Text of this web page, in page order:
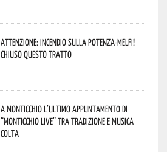
Attenzione: incendio sulla Potenza-Melfi!
Chiuso questo tratto
A Monticchio l’ultimo appuntamento di
“Monticchio Live” tra tradizione e musica
colta